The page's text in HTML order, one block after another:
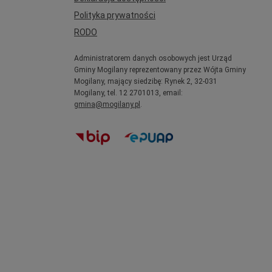
Polityka prywatności
RODO
Administratorem danych osobowych jest Urząd
Gminy Mogilany reprezentowany przez Wójta Gminy
Mogilany, mający siedzibę: Rynek 2, 32-031
Mogilany, tel. 12 2701013, email:
gmina@mogilany.pl .